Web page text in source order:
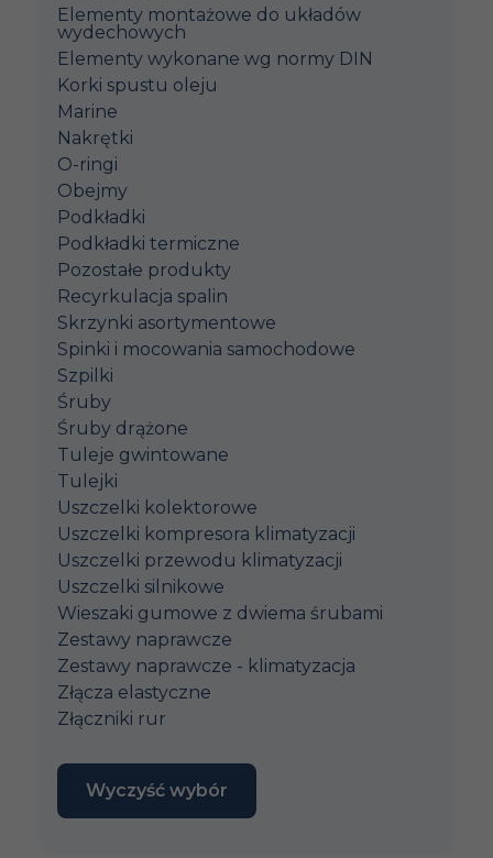
Elementy montażowe do układów
wydechowych
Elementy wykonane wg normy DIN
Korki spustu oleju
Marine
Nakrętki
O-ringi
Obejmy
Podkładki
Podkładki termiczne
Pozostałe produkty
Recyrkulacja spalin
Skrzynki asortymentowe
Spinki i mocowania samochodowe
Szpilki
Śruby
Śruby drążone
Tuleje gwintowane
Tulejki
Uszczelki kolektorowe
Uszczelki kompresora klimatyzacji
Uszczelki przewodu klimatyzacji
Uszczelki silnikowe
Wieszaki gumowe z dwiema śrubami
Zestawy naprawcze
Zestawy naprawcze - klimatyzacja
Złącza elastyczne
Złączniki rur
Wyczyść wybór